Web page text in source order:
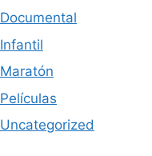
Documental
Infantil
Maratón
Películas
Uncategorized